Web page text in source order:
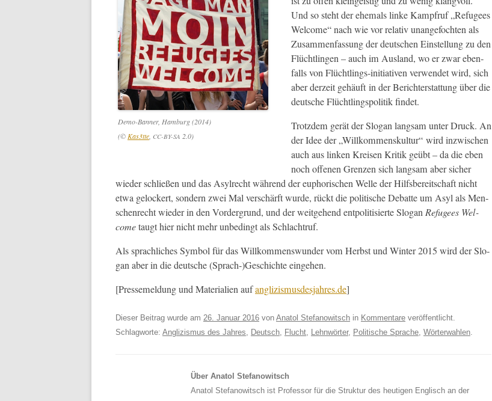
Demo-Ban­ner, Ham­burg (2014)
(© Kas3tte CC-BY-SA 2.0)
Und so ste­ht der ehe­mals linke Kampfruf „Refugees
Wel­come“ nach wie vor rel­a­tiv unange­focht­en als
Zusam­men­fas­sung der deutschen Ein­stel­lung zu den
Flüchtlin­gen – auch im Aus­land, wo er zwar eben­
falls von Flüchtlings-ini­tia­tiv­en ver­wen­det wird, sich
aber derzeit gehäuft in der Berichter­stat­tung über die
deutsche Flüchtlingspoli­tik findet.
Trotz­dem gerät der Slo­gan langsam unter Druck. An
der Idee der „Willkom­men­skul­tur“ wird inzwis­chen
auch aus linken Kreisen Kri­tik geübt – da die eben
noch offe­nen Gren­zen sich langsam aber sich­er
wieder schließen und das Asyl­recht während der eupho­rischen Welle der Hil­fs­bere­itschaft nicht
etwa gelock­ert, son­dern zwei Mal ver­schärft wurde, rückt die poli­tis­che Debat­te um Asyl als Men­
schen­recht wieder in den Vorder­grund, und der weit­ge­hend ent­poli­tisierte Slo­gan Refugees Wel­
cometaugt hier nicht mehr unbe­d­ingt als Schlachtruf.
Als sprach­lich­es Sym­bol für das Willkom­menswun­der vom Herb­st und Win­ter 2015 wird der Slo­
gan aber in die deutsche (Sprach-)Geschichte eingehen.
[Pressemel­dung und Mate­ri­alien aufanglizismusdesjahres.de]
Dieser Beitrag wurde am 26. Januar 2016 von Anatol Stefanowitsch in Kommentare veröffentlicht.
Schlagworte: Anglizismus des Jahres, Deutsch, Flucht, Lehnwörter, Politische Sprache, Wörterwahlen.
Über Anatol Stefanowitsch
Anatol Stefanowitsch ist Professor für die Struktur des heutigen Englisch an der